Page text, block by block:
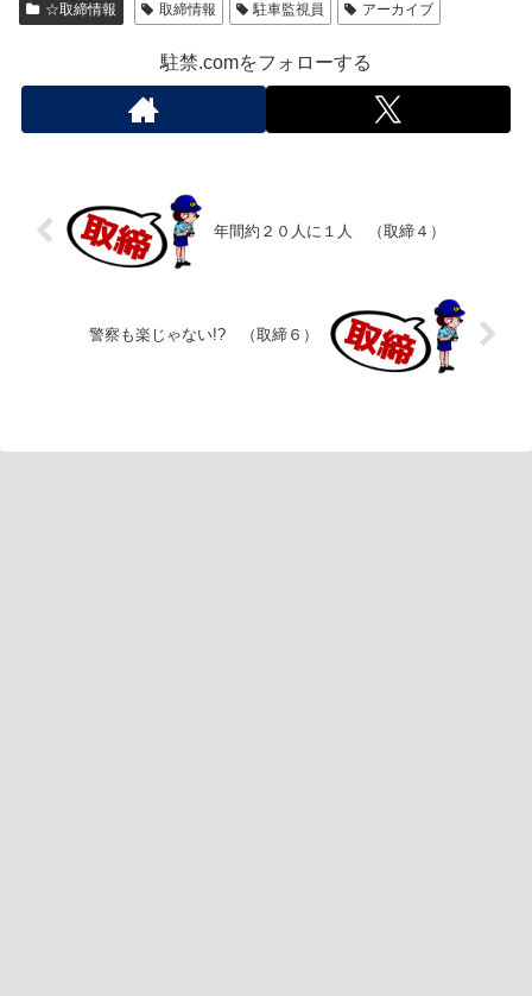
☆取締情報 取締情報 駐車監視員 アーカイブ
駐禁.comをフォローする
年間約２０人に１人 （取締４）
警察も楽じゃない!? （取締６）